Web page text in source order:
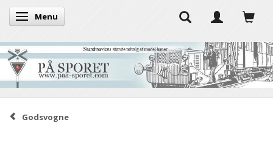
Skifte navigation
Menu
Godsvogne